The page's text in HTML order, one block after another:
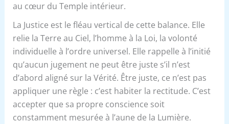
au cœur du Temple intérieur.
La Justice est le fléau vertical de cette balance. Elle
relie la Terre au Ciel, l’homme à la Loi, la volonté
individuelle à l’ordre universel. Elle rappelle à l’initié
qu’aucun jugement ne peut être juste s’il n’est
d’abord aligné sur la Vérité. Être juste, ce n’est pas
appliquer une règle : c’est habiter la rectitude. C’est
accepter que sa propre conscience soit
constamment mesurée à l’aune de la Lumière.